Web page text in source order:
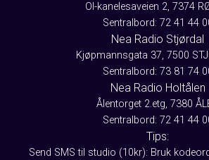
Ol-kanelesaveien 2, 7374
Sentralbord: 72 41 44
Nea Radio Stjørdal
Kjøpmannsgata 37, 7500
Sentralbord: 73 81 74
Nea Radio Holtålen
Ålentorget 2.etg, 7380
Sentralbord: 72 41 44
Tips:
Send SMS til studio (10kr): Bruk